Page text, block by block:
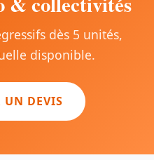
dès 5 unités,
disponible.
UN DEVIS